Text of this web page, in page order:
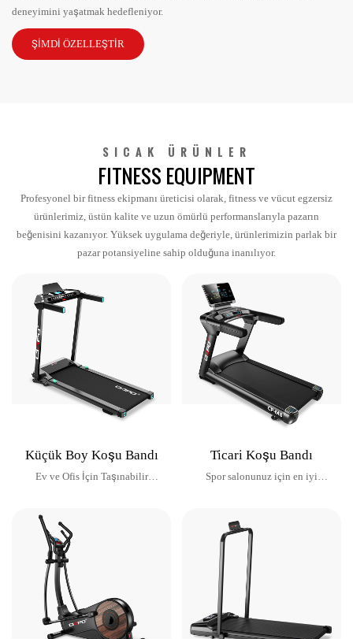
deneyimini yaşatmak hedefleniyor.
ŞIMDI ÖZELLEŞTIR
SICAK ÜRÜNLER
FITNESS EQUIPMENT
Profesyonel bir fitness ekipmanı üreticisi olarak, fitness ve vücut egzersiz
ürünlerimiz, üstün kalite ve uzun ömürlü performanslarıyla pazarın
beğenisini kazanıyor. Yüksek uygulama değeriyle, ürünlerimizin parlak bir
pazar potansiyeline sahip olduğuna inanılıyor.
Küçük Boy Koşu Bandı
Ev ve Ofis İçin Taşınabilir
Ticari Koşu Bandı
Spor salonunuz için en iyi